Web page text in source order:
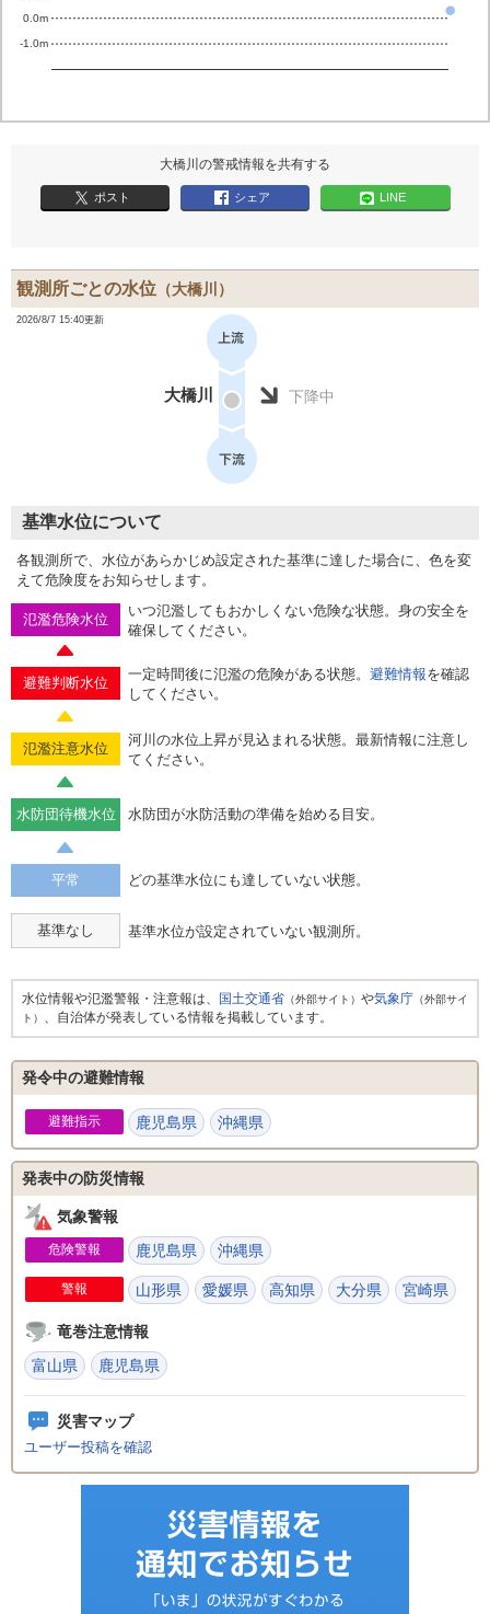
-1.0m
0.0m
大橋川の警戒情報を共有する
ポスト シェア LINE
観測所ごとの水位 （大橋川）
2026/8/7 15:40更新
大橋川 下降中
基準水位について
各観測所で、水位があらかじめ設定された基準に達した場合に、色を変
えて危険度をお知らせします。
氾濫危険水位
いつ氾濫してもおかしくない危険な状態。身の安全を
確保してください。
避難判断水位
一定時間後に氾濫の危険がある状態。 避難情報を確認
してください。
氾濫注意水位
河川の水位上昇が見込まれる状態。最新情報に注意し
てください。
水防団待機水位 水防団が水防活動の準備を始める目安。
平常 どの基準水位にも達していない状態。
基準なし 基準水位が設定されていない観測所。
水位情報や氾濫警報・注意報は、 国土交通省 （外部サイト） や気象庁 （外部サイ
ト） 、自治体が発表している情報を掲載しています。
発令中の避難情報
避難指示 鹿児島県 沖縄県
発表中の防災情報
気象警報
危険警報 鹿児島県 沖縄県
警報 山形県 愛媛県 高知県 大分県 宮崎県
竜巻注意情報
富山県
鹿児島県
災害マップ
ユーザー投稿を確認